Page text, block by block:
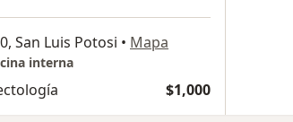
San Luis Potosi • Mapa
interna
$1,000